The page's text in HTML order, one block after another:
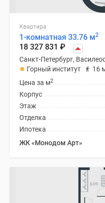
Квартира
1-комнатная 33.76 м2
18 327 831 ₽
Санкт-Петербург,
Горный институт
16
Цена за м2
Корпус
Этаж
Отделка
Ипотека
ЖК «Монодом Арт»